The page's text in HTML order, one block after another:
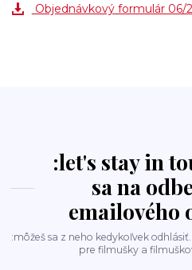
Objednávkový formulár 06/
:let's stay in
sa na
emailového
:môžeš sa z neho kedykoľvek
pre filmušky a